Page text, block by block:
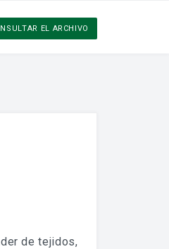
EL ARCHIVO
de tejidos,